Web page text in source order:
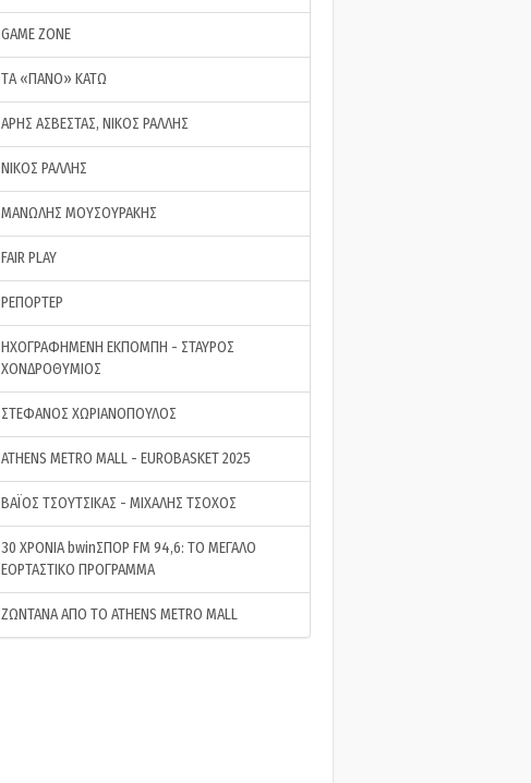
GAME ZONE
ΤA «ΠΑΝΟ» ΚΑΤΩ
ΑΡΗΣ ΑΣΒΕΣΤΑΣ, ΝΙΚΟΣ ΡΑΛΛΗΣ
ΝΙΚΟΣ ΡΑΛΛΗΣ
ΜΑΝΩΛΗΣ ΜΟΥΣΟΥΡΑΚΗΣ
FAIR PLAY
ΡΕΠΟΡΤΕΡ
ΗΧΟΓΡΑΦΗΜΕΝΗ ΕΚΠΟΜΠΗ - ΣΤΑΥΡΟΣ
ΧΟΝΔΡΟΘΥΜΙΟΣ
ΣΤΕΦΑΝΟΣ ΧΩΡΙΑΝΟΠΟΥΛΟΣ
ATHENS METRO MALL - EUROBASKET 2025
ΒΑΪΟΣ ΤΣΟΥΤΣΙΚΑΣ - ΜΙΧΑΛΗΣ ΤΣΟΧΟΣ
30 ΧΡΟΝΙΑ bwinΣΠΟΡ FM 94,6: ΤΟ ΜΕΓΑΛΟ
ΕΟΡΤΑΣΤΙΚΟ ΠΡΟΓΡΑΜΜΑ
ΖΩΝΤΑΝΑ ΑΠΟ ΤΟ ATHENS METRO MALL